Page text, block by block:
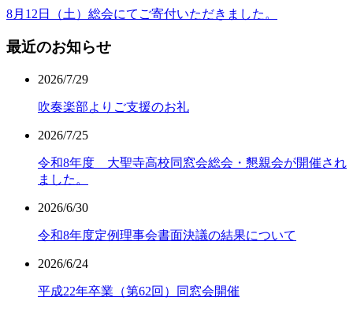
8月12日（土）総会にてご寄付いただきました。
最近のお知らせ
2026/7/29
吹奏楽部よりご支援のお礼
2026/7/25
令和8年度 大聖寺高校同窓会総会・懇親会が開催され
ました。
2026/6/30
令和8年度定例理事会書面決議の結果について
2026/6/24
平成22年卒業（第62回）同窓会開催